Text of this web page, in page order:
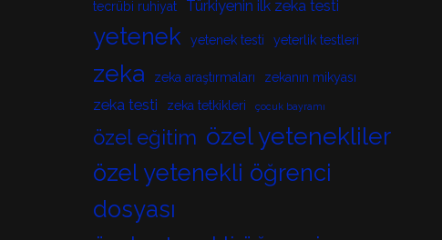
tecrübi ruhiyat Türkiyenin ilk zeka testi
yetenek yetenek testi yeterlik testleri
zeka zeka araştırmaları zekanın mikyası
zeka testi zeka tetkikleri çocuk bayramı
özel eğitim özel yetenekliler
özel yetenekli öğrenci
dosyası